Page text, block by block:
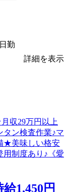
勤
詳細を表示
1,450円